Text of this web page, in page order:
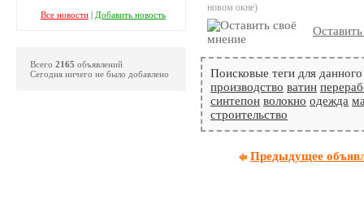
новом окне)
Поисковые теги для
производство ватин
синтепон волокно одежда
строительство
Предыдущее
Все новости| Добавить новость
Всего 2165 объявлений
Сегодня ничего не было добавлено